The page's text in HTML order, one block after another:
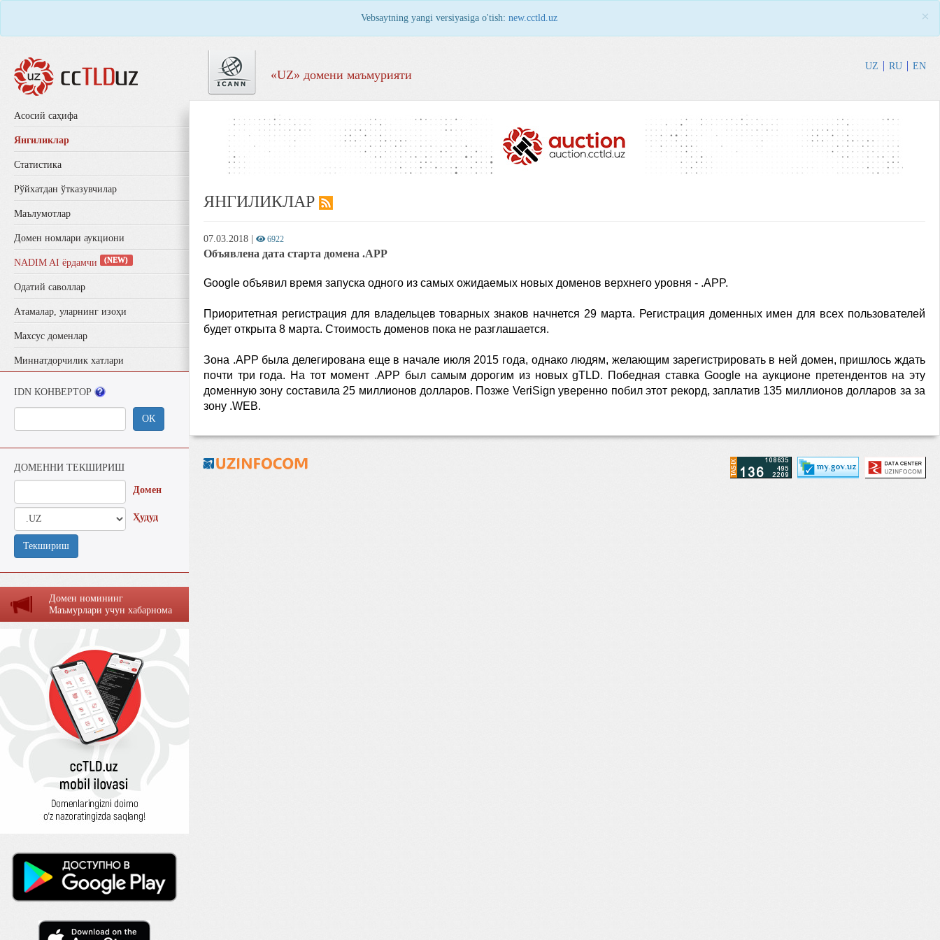
Vebsaytning yangi versiyasiga o'tish: new.cctld.uz ×
«UZ» домени маъмурияти
UZ RU EN
Aсосий саҳифа
Янгиликлар
Статистика
Рўйхатдан ўтказувчилар
Маълумотлар
Домен номлари аукциони
NADIM AI ёрдамчи (NEW)
Одатий саволлар
Aтамалар, уларнинг изоҳи
Махсус доменлар
Миннатдорчилик хатлари
IDN КОНВЕРТОР
ОК
ДОМЕННИ ТЕКШИРИШ
Домен
Ҳудуд
Текшириш
Домен номининг
Маъмурлaри учун хaбaрномa
ЯНГИЛИКЛАР
07.03.2018 6922
Объявлена дата старта домена .APP
Google объявил время запуска одного из самых ожидаемых новых доменов верхнего уровня - .APP.
Приоритетная регистрация для владельцев товарных знаков начнется 29 марта. Регистрация доменных имен для всех пользователей
будет открыта 8 марта. Стоимость доменов пока не разглашается.
Зона .APP была делегирована еще в начале июля 2015 года, однако людям, желающим зарегистрировать в ней домен, пришлось ждать
почти три года. На тот момент .APP был самым дорогим из новых gTLD. Победная ставка Google на аукционе претендентов на эту
доменную зону составила 25 миллионов долларов. Позже VeriSign уверенно побил этот рекорд, заплатив 135 миллионов долларов за за
зону .WEB.